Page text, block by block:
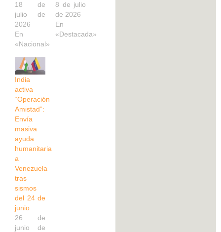
18 de
julio de
2026
En
«Nacional»
8 de julio
de 2026
En
«Destacada»
India
activa
“Operación
Amistad”:
Envía
masiva
ayuda
humanitaria
a
Venezuela
tras
sismos
del 24 de
junio
26 de
junio de